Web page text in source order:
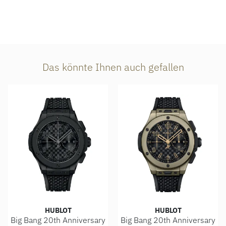
Das könnte Ihnen auch gefallen
HUBLOT
Big Bang 20th Anniversary
HUBLOT
Big Bang 20th Anniversary